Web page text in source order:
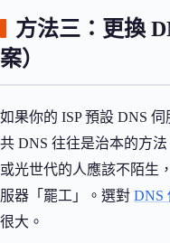
方法三：更換
案）
如果你的 ISP 預設 DNS
共 DNS 往往是治本的方
或光世代的人應該不陌生
服器「罷工」。選對 DNS
很大。